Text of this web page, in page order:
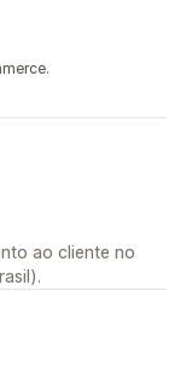
ao cliente no